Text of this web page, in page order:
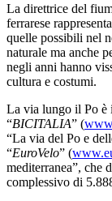
La direttrice del
ferrarese
quelle possibili nel
naturale ma anche
negli anni hanno
cultura e costumi.
La via lungo il Po è
“BICITALIA” (
“La via del Po e
“EuroVelo” (
mediterranea”, che
complessivo di